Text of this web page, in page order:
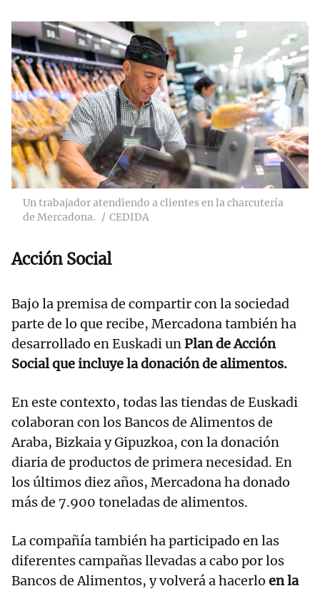
Un trabajador atendiendo a clientes en la charcutería
de Mercadona.
CEDIDA
Acción Social
Bajo la premisa de compartir con la sociedad
parte de lo que recibe, Mercadona también ha
desarrollado en Euskadi unPlan de Acción
Social que incluye la donación de alimentos.
En este contexto, todas las tiendas de Euskadi
colaborancon los Bancos de Alimentos de
Araba, Bizkaia y Gipuzkoa, con la donación
diaria de productos de primera necesidad. En
los últimos diez años, Mercadona ha donado
más de 7.900 toneladas de alimentos.
La compañía también ha participado en las
diferentes campañas llevadas a cabo por los
Bancos de Alimentos, y volverá a hacerlo en la